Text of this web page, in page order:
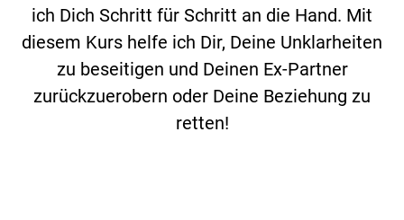
ich Dich Schritt für Schritt an die Hand. Mit
diesem Kurs helfe ich Dir, Deine Unklarheiten
zu beseitigen und Deinen Ex-Partner
zurückzuerobern oder Deine Beziehung zu
retten!